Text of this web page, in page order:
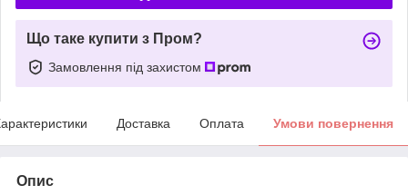
Що таке купити з Пром?
Замовлення під захистом
Доставка Оплата Умови повернення
Опис